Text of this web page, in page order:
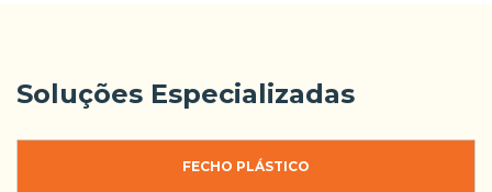
Soluções Especializadas
FECHO PLÁSTICO